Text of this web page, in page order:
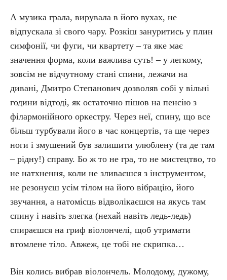
А музика грала, вирувала в його вухах, не
відпускала зі свого чару. Розкіш зануритись у плин
симфонії, чи фуги, чи квартету – та яке має
значення форма, коли важлива суть! – у легкому,
зовсім не відчутному стані спини, лежачи на
дивані, Дмитро Степанович дозволяв собі у вільні
години відтоді, як остаточно пішов на пенсію з
філармонійного оркестру. Через неї, спину, що все
більш турбували його в час концертів, та ще через
ноги і змушений був залишити улюблену (та де там
– рідну!) справу. Бо ж то не гра, то не мистецтво, то
не натхнення, коли не зливаєшся з інструментом,
не резонуєш усім тілом на його вібрацію, його
звучання, а натомісць відволікаєшся на якусь там
спину і навіть злегка (нехай навіть ледь-ледь)
спираєшся на гриф віолончелі, щоб утримати
втомлене тіло. Авжеж, це тобі не скрипка…
Він колись вибрав віолончель. Молодому, дужому,